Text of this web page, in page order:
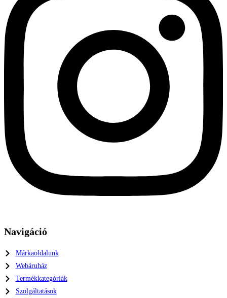
Navigáció
Márkaoldalunk
Webáruház
Termékkategóriák
Szolgáltatások